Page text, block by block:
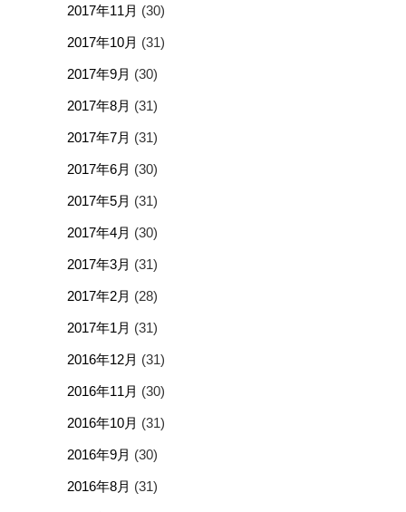
2017年11月 (30)
2017年10月 (31)
2017年9月 (30)
2017年8月 (31)
2017年7月 (31)
2017年6月 (30)
2017年5月 (31)
2017年4月 (30)
2017年3月 (31)
2017年2月 (28)
2017年1月 (31)
2016年12月 (31)
2016年11月 (30)
2016年10月 (31)
2016年9月 (30)
2016年8月 (31)